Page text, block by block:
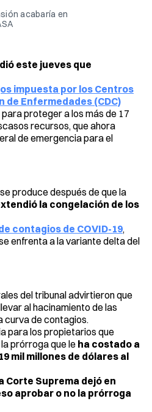
acabaría en
este jueves que
impuesta por los Centros
de Enfermedades (CDC)
proteger a los más de 17
recursos, que ahora
de emergencia para el
produce después de que la
la congelación de los
contagios de COVID-19,
enfrenta a la variante delta del
del tribunal advirtieron que
al hacinamiento de las
curva de contagios.
para los propietarios que
prórroga que le ha costado a
mil millones de dólares al
Corte Suprema dejó en
aprobar o no la prórroga